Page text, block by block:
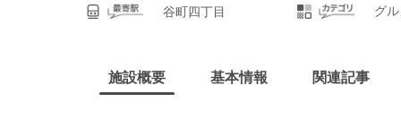
谷町四丁目 グ
施設概要 基本情報 関連記事